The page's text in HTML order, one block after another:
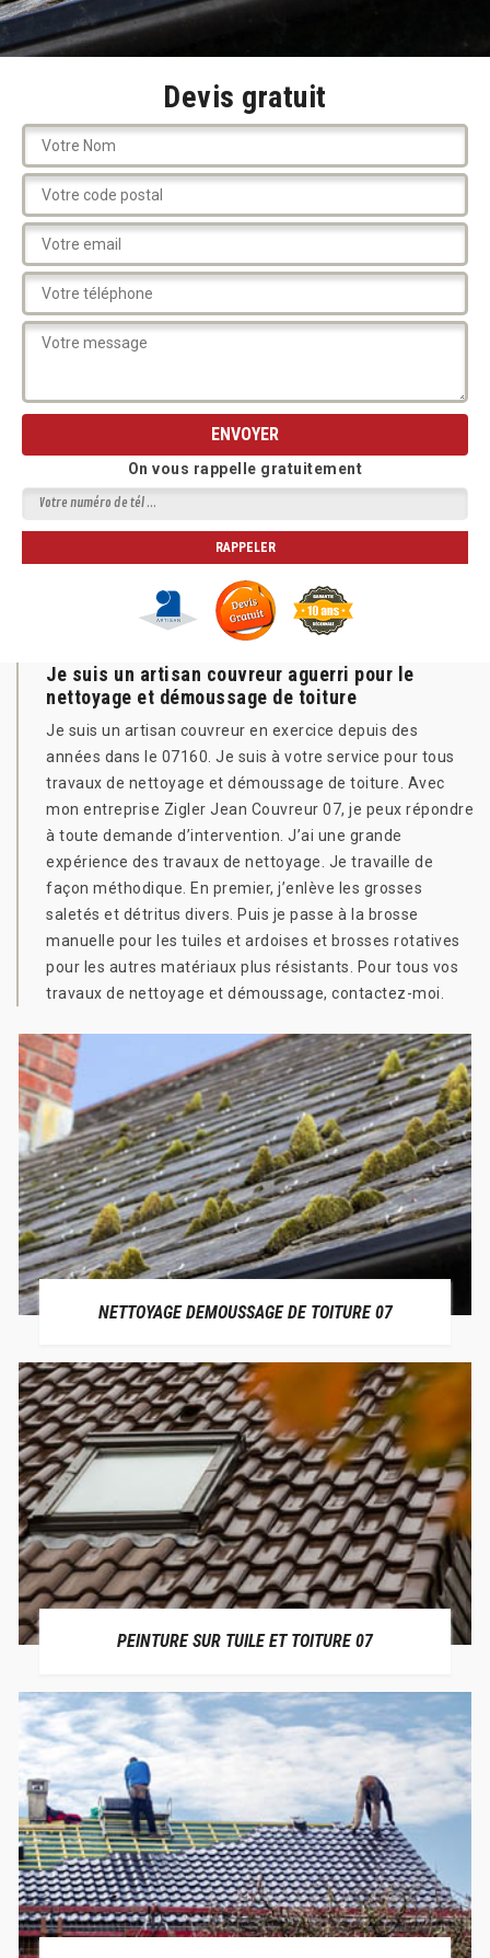
Devis gratuit
On vous rappelle gratuitement
Je suis un artisan couvreur aguerri pour le
nettoyage et démoussage de toiture
Je suis un artisan couvreur en exercice depuis des
années dans le 07160. Je suis à votre service pour tous
travaux de nettoyage et démoussage de toiture. Avec
mon entreprise Zigler Jean Couvreur 07, je peux répondre
à toute demande d’intervention. J’ai une grande
expérience des travaux de nettoyage. Je travaille de
façon méthodique. En premier, j’enlève les grosses
saletés et détritus divers. Puis je passe à la brosse
manuelle pour les tuiles et ardoises et brosses rotatives
pour les autres matériaux plus résistants. Pour tous vos
travaux de nettoyage et démoussage, contactez-moi.
NETTOYAGE DEMOUSSAGE DE TOITURE 07
PEINTURE SUR TUILE ET TOITURE 07